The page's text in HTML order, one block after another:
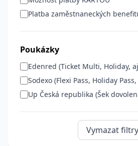
Platba zaměstnaneckých
Poukázky
Edenred (Ticket Multi, Holiday,
Sodexo (Flexi Pass, Holiday
Up Česká republika (Šek
Vymazat filtry